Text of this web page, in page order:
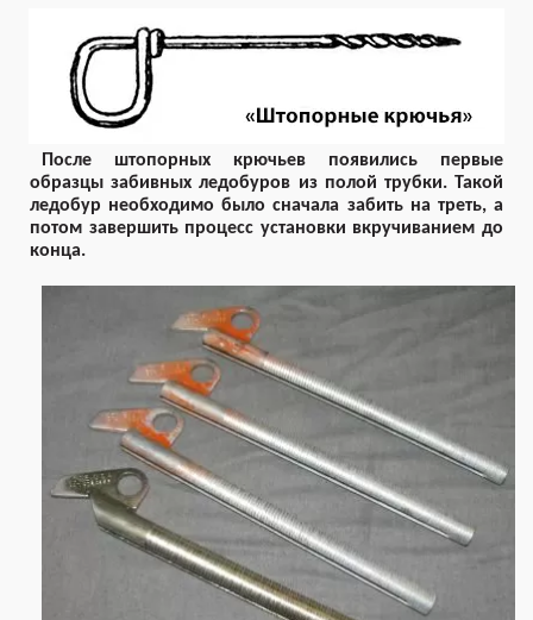
После штопорных крючьев появились первые
образцы забивных ледобуров из полой трубки. Такой
ледобур необходимо было сначала забить на треть, а
потом завершить процесс установки вкручиванием до
конца.